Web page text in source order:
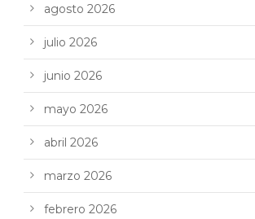
agosto 2026
julio 2026
junio 2026
mayo 2026
abril 2026
marzo 2026
febrero 2026